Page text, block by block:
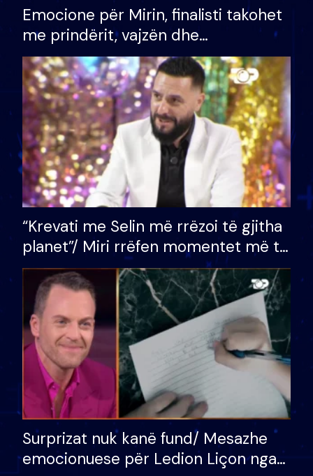
Emocione për Mirin, finalisti takohet
me prindërit, vajzën dhe
bashkëshorten: S’kemi ndonjë letër
divorci apo jo?
“Krevati me Selin më rrëzoi të gjitha
planet”/ Miri rrëfen momentet më të
bukura në shtëpinë e BB VIP: Do më
mungojë zilja e mëngjesit kur…
Surprizat nuk kanë fund/ Mesazhe
emocionuese për Ledion Liçon nga